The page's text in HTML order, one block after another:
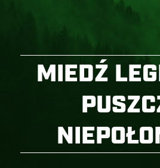
MIEDŹ